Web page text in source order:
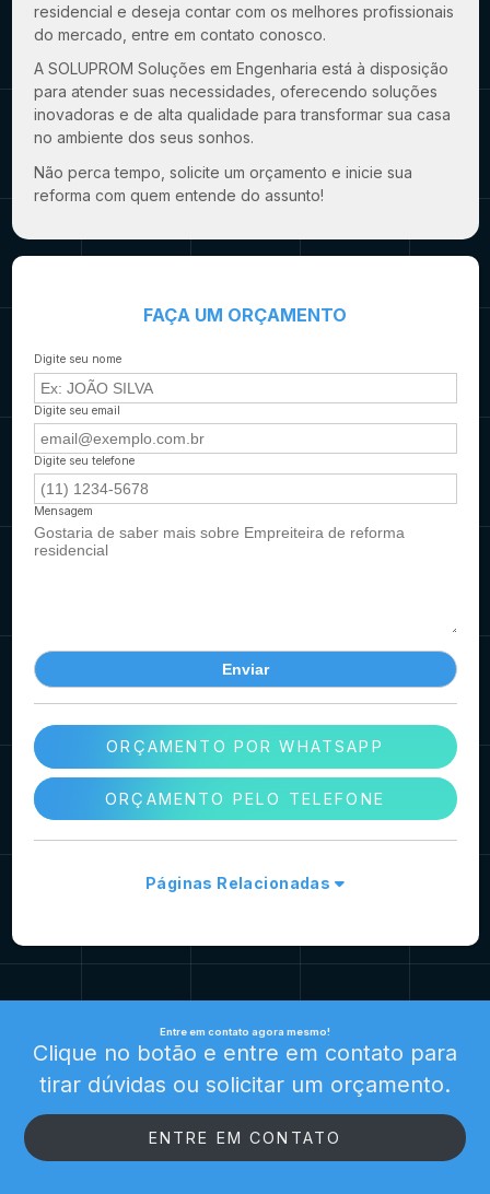
residencial e deseja contar com os melhores profissionais
do mercado, entre em contato conosco.
A SOLUPROM Soluções em Engenharia está à disposição
para atender suas necessidades, oferecendo soluções
inovadoras e de alta qualidade para transformar sua casa
no ambiente dos seus sonhos.
Não perca tempo, solicite um orçamento e inicie sua
reforma com quem entende do assunto!
FAÇA UM ORÇAMENTO
Digite seu nome
Digite seu email
Digite seu telefone
Mensagem
ORÇAMENTO POR WHATSAPP
ORÇAMENTO PELO TELEFONE
Páginas Relacionadas
Entre em contato agora mesmo!
Clique no botão e entre em contato para
tirar dúvidas ou solicitar um orçamento.
ENTRE EM CONTATO